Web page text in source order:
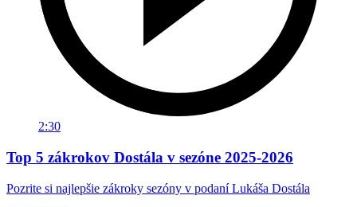
2:30
Top 5 zákrokov Dostála v sezóne 2025-2026
Pozrite si najlepšie zákroky sezóny v podaní Lukáša Dostála